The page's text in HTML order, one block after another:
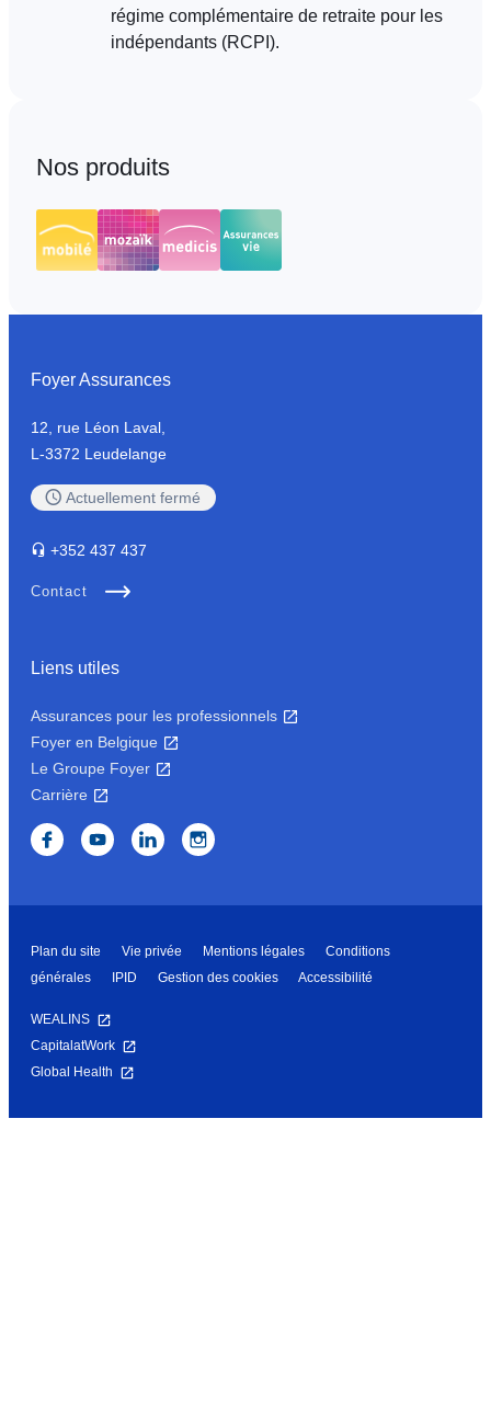
régime complémentaire de retraite pour les
indépendants (RCPI).
Nos produits
Foyer Assurances
12, rue Léon Laval,
L-3372 Leudelange
Actuellement fermé
+352 437 437
Contact
Liens utiles
Assurances pour les professionnels
Foyer en Belgique
Le Groupe Foyer
Carrière
Plan du site Vie privée Mentions légales
Conditions
générales
IPID Gestion des cookies Accessibilité
WEALINS
CapitalatWork
Global Health